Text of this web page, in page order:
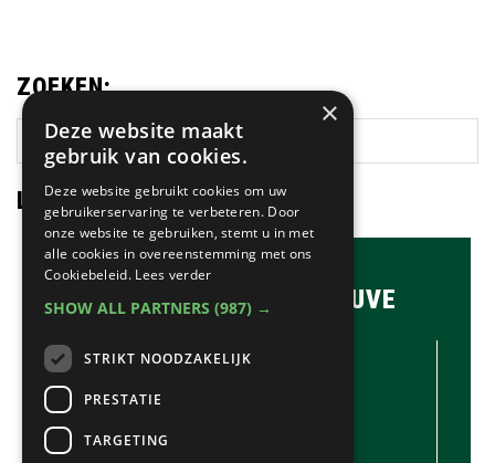
ZOEKEN:
Zoek
op
deze
website
LAATSTE NIEUWS:
BRASSERIE & BAR MAUVE
CONTACTGEGEVENS //
×
Deze website maakt
gebruik van cookies.
Deze website gebruikt cookies om uw
gebruikerservaring te verbeteren. Door
onze website te gebruiken, stemt u in met
alle cookies in overeenstemming met ons
Cookiebeleid. Lees verder
SHOW ALL PARTNERS (987) →
STRIKT NOODZAKELIJK
PRESTATIE
TARGETING